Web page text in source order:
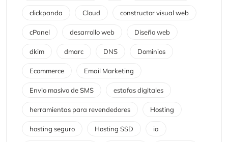
clickpanda Cloud constructor visual web
cPanel desarrollo web Diseño web
dkim dmarc DNS Dominios
Ecommerce Email Marketing
Envio masivo de SMS estafas digitales
herramientas para revendedores Hosting
hosting seguro Hosting SSD ia